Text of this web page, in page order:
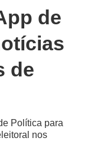
de
de
Política para
nos